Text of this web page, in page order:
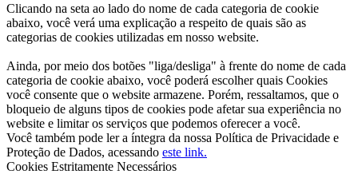
Clicando na seta ao lado do nome de cada categoria de cookie
abaixo, você verá uma explicação a respeito de quais são as
categorias de cookies utilizadas em nosso website.
Ainda, por meio dos botões "liga/desliga" à frente do nome de cada
categoria de cookie abaixo, você poderá escolher quais Cookies
você consente que o website armazene. Porém, ressaltamos, que o
bloqueio de alguns tipos de cookies pode afetar sua experiência no
website e limitar os serviços que podemos oferecer a você.
Você também pode ler a íntegra da nossa Política de Privacidade e
Proteção de Dados, acessando este link.
Cookies Estritamente Necessários